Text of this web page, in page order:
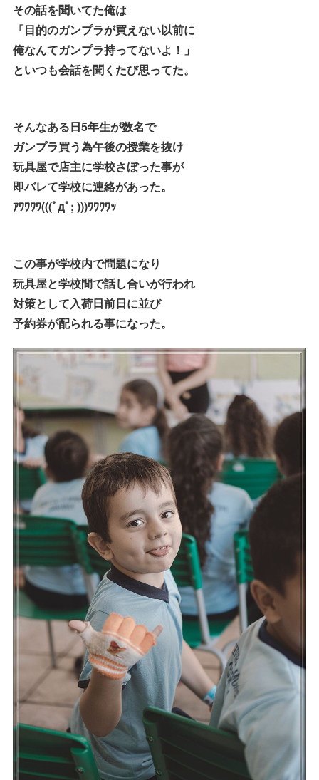
その話を聞いてた俺は
「目的のガンプラが買えない以前に
俺なんてガンプラ持ってないよ！」
といつも会話を聞くたび思ってた。
そんなある日5年生が数名で
ガンプラ買う為午後の授業を抜け
玩具屋で店主に学校さぼった事が
即バレて学校に連絡があった。
ｱﾜﾜﾜﾜ(((ﾟдﾟ; )))ﾜﾜﾜﾜｯ
この事が学校内で問題になり
玩具屋と学校間で話し合いが行われ
対策として入荷日前日に並び
予約券が配られる事になった。